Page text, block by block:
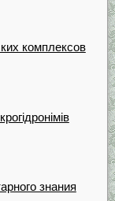
комплексов
знания